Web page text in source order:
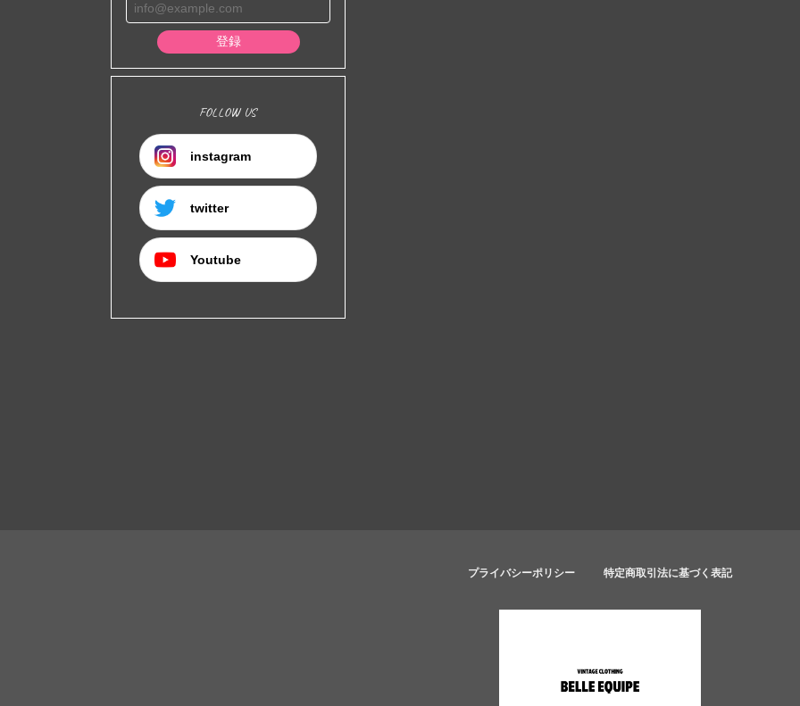
登録
FOLLOW US
instagram
twitter
Youtube
プライバシーポリシー 特定商取引法に基づく表記